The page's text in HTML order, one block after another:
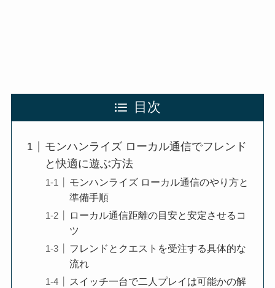
目次
モンハンライズ ローカル通信でフレンド
と快適に遊ぶ方法
モンハンライズ ローカル通信のやり方と
準備手順
ローカル通信距離の目安と安定させるコ
ツ
フレンドとクエストを受注する具体的な
流れ
スイッチ一台で二人プレイは可能かの解